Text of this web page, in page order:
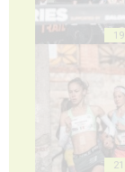
19
21